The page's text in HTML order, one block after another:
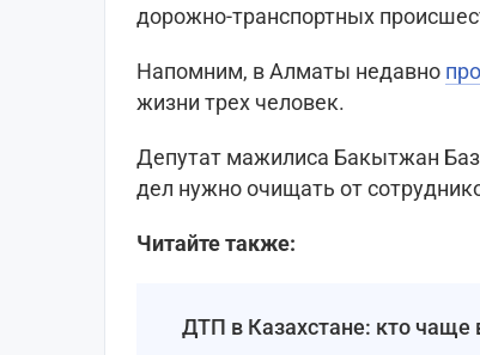
дорожно-транспортных
Напомним, в Алматы недавно
жизни трех человек.
Депутат мажилиса Бакытжан
дел нужно очищать от
Читайте также:
ДТП в Казахстане: кто чаще